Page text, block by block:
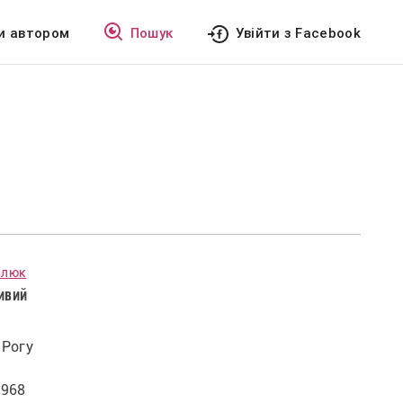
автором Пошук Увійти з Facebook